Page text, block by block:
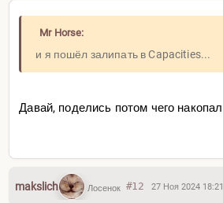
Mr Horse:
и я пошёл залипать в Capacities...
Давай, поделись потом чего накопал
makslich Лосенок #12 27 Ноя 2024 18:21